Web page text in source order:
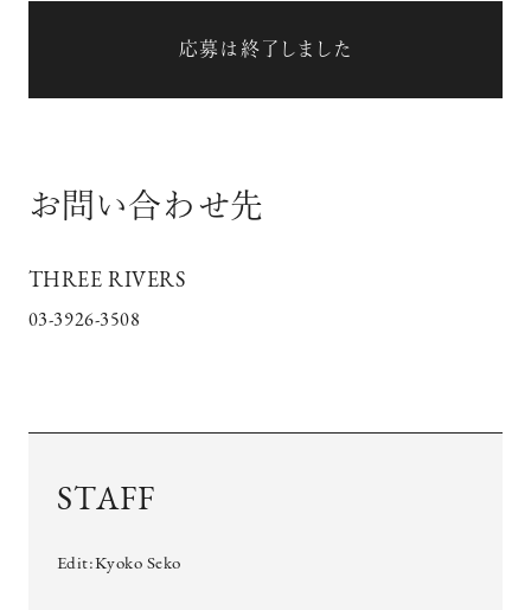
応募は終了しました
お問い合わせ先
THREE RIVERS
03-3926-3508
STAFF
Edit:Kyoko Seko